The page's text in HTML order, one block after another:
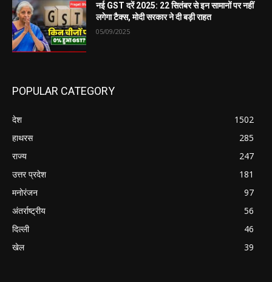
नई GST दरें 2025: 22 सितंबर से इन सामानों पर नहीं
लगेगा टैक्स, मोदी सरकार ने दी बड़ी राहत
05/09/2025
POPULAR CATEGORY
देश
1502
हाथरस
285
राज्य
247
उत्तर प्रदेश
181
मनोरंजन
97
अंतर्राष्ट्रीय
56
दिल्ली
46
खेल
39